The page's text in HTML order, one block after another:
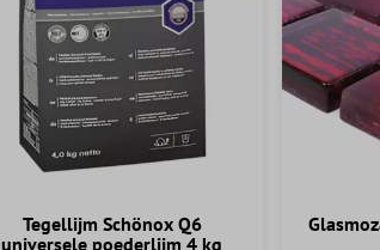
Tegellijm Schönox Q6
universele poederlijm 4 kg